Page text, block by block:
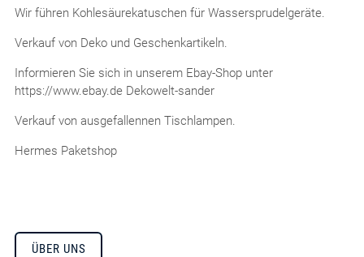
Wir führen Kohlesäurekatuschen für Wassersprudelgeräte.
Verkauf von Deko und Geschenkartikeln.
Informieren Sie sich in unserem Ebay-Shop unter
https://www.ebay.de Dekowelt-sander
Verkauf von ausgefallennen Tischlampen.
Hermes Paketshop
ÜBER UNS